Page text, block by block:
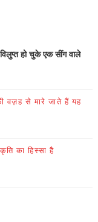
हो चुके एक सींग वाले
वज़ह से मारे जाते हैं यह
का हिस्सा है